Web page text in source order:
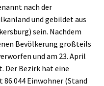
nach der
und gebildet aus
sein. Nachdem
Bevölkerung großteils
und am 23. April
Der Bezirk hat eine
Einwohner (Stand